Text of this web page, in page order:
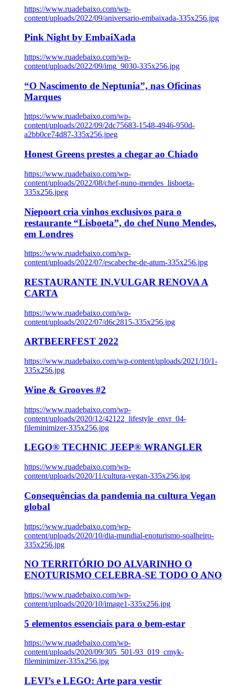
https://www.ruadebaixo.com/wp-
content/uploads/2022/09/aniversario-embaixada-335x256.jpg
Pink Night by EmbaiXada
https://www.ruadebaixo.com/wp-
content/uploads/2022/09/img_9030-335x256.jpg
“O Nascimento de Neptunia”, nas Oficinas
Marques
https://www.ruadebaixo.com/wp-
content/uploads/2022/09/2dc75683-1548-4946-950d-
a2bb0ce74d87-335x256.jpeg
Honest Greens prestes a chegar ao Chiado
https://www.ruadebaixo.com/wp-
content/uploads/2022/08/chef-nuno-mendes_lisboeta-
335x256.jpeg
Niepoort cria vinhos exclusivos para o
restaurante “Lisboeta”, do chef Nuno Mendes,
em Londres
https://www.ruadebaixo.com/wp-
content/uploads/2022/07/escabeche-de-atum-335x256.jpg
RESTAURANTE IN.VULGAR RENOVA A
CARTA
https://www.ruadebaixo.com/wp-
content/uploads/2022/07/d6c2815-335x256.jpg
ARTBEERFEST 2022
https://www.ruadebaixo.com/wp-content/uploads/2021/10/1-
335x256.jpg
Wine & Grooves #2
https://www.ruadebaixo.com/wp-
content/uploads/2020/12/42122_lifestyle_envr_04-
fileminimizer-335x256.jpg
LEGO® TECHNIC JEEP® WRANGLER
https://www.ruadebaixo.com/wp-
content/uploads/2020/11/cultura-vegan-335x256.jpg
Consequências da pandemia na cultura Vegan
global
https://www.ruadebaixo.com/wp-
content/uploads/2020/10/dia-mundial-enoturismo-soalheiro-
335x256.jpg
NO TERRITÓRIO DO ALVARINHO O
ENOTURISMO CELEBRA-SE TODO O ANO
https://www.ruadebaixo.com/wp-
content/uploads/2020/10/image1-335x256.jpg
5 elementos essenciais para o bem-estar
https://www.ruadebaixo.com/wp-
content/uploads/2020/09/305_501-93_019_cmyk-
fileminimizer-335x256.jpg
LEVI’s e LEGO: Arte para vestir